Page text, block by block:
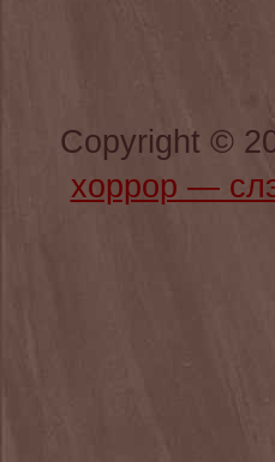
Copyright ©
хоррор —